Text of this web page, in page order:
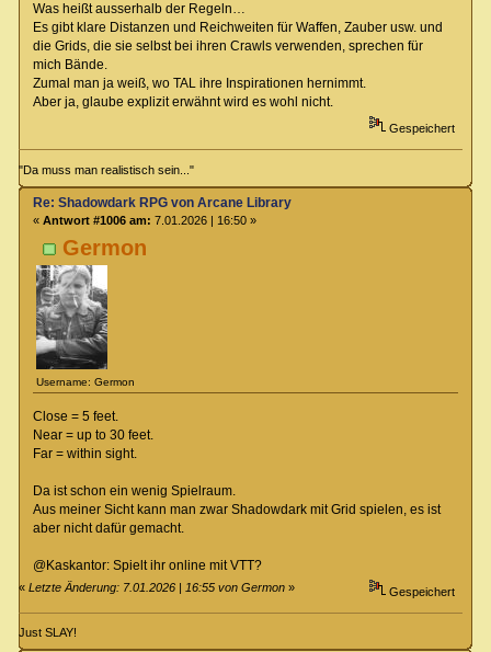
Was heißt ausserhalb der Regeln…
Es gibt klare Distanzen und Reichweiten für Waffen, Zauber usw. und
die Grids, die sie selbst bei ihren Crawls verwenden, sprechen für
mich Bände.
Zumal man ja weiß, wo TAL ihre Inspirationen hernimmt.
Aber ja, glaube explizit erwähnt wird es wohl nicht.
Gespeichert
"Da muss man realistisch sein..."
Germon
Username: Germon
Re: Shadowdark RPG von Arcane Library
« Antwort #1006 am: 7.01.2026 | 16:50 »
Close = 5 feet.
Near = up to 30 feet.
Far = within sight.
Da ist schon ein wenig Spielraum.
Aus meiner Sicht kann man zwar Shadowdark mit Grid spielen, es ist
aber nicht dafür gemacht.
@Kaskantor: Spielt ihr online mit VTT?
«Letzte Änderung: 7.01.2026 | 16:55 von Germon » Gespeichert
Just SLAY!